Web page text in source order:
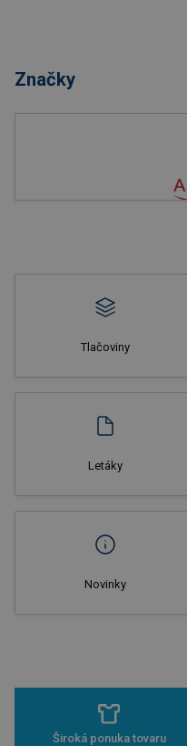
Značky
Tlačoviny
Letáky
Novinky
Široká ponuka tovaru